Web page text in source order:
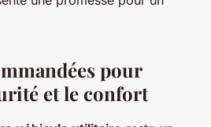
pour
et le confort